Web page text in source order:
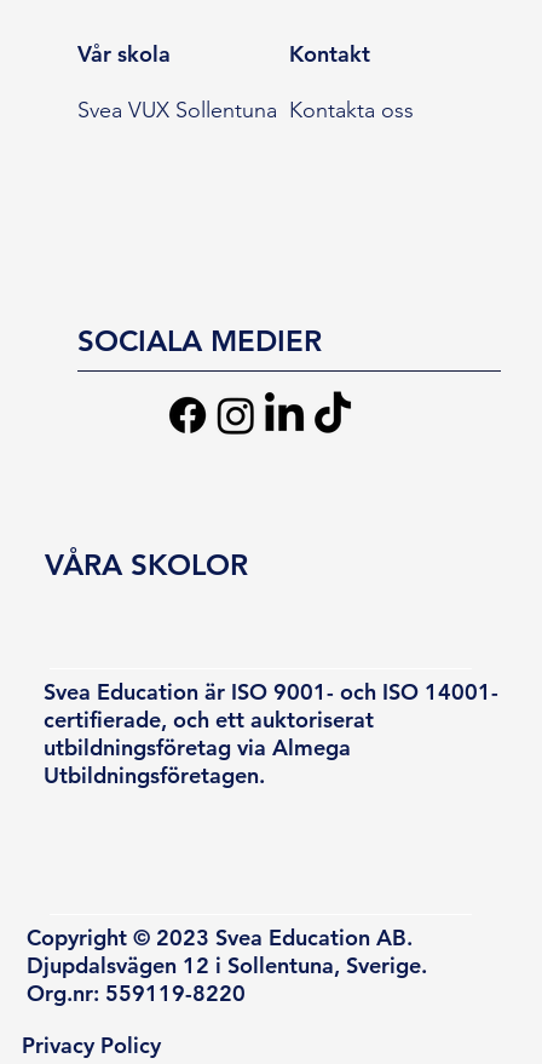
Vår skola
Svea VUX Sollentuna
Kontakt
Kontakta oss
SOCIALA MEDIER
Svea Education är ISO 9001- och ISO 14001-
certifierade, och ett auktoriserat
utbildningsföretag via Almega
Utbildningsföretagen.
Copyright © 2023 Svea Education AB.
Djupdalsvägen 12 i Sollentuna, Sverige.
Org.nr: 559119-8220
VÅRA SKOLOR
Privacy Policy